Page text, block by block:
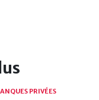
PRIVÉES